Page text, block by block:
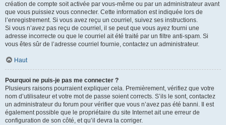
création de compte soit activée par vous-même ou par un administrateur avant
que vous puissiez vous connecter. Cette information est indiquée lors de
l’enregistrement. Si vous avez reçu un courriel, suivez ses instructions.
Si vous n’avez pas reçu de courriel, il se peut que vous ayez fourni une
adresse incorrecte ou que le courriel ait été traité par un filtre anti-spam. Si
vous êtes sûr de l’adresse courriel fournie, contactez un administrateur.
Haut
Pourquoi ne puis-je pas me connecter ?
Plusieurs raisons pourraient expliquer cela. Premièrement, vérifiez que votre
nom d’utilisateur et votre mot de passe soient corrects. S’ils le sont, contactez
un administrateur du forum pour vérifier que vous n’avez pas été banni. Il est
également possible que le propriétaire du site Internet ait une erreur de
configuration de son côté, et qu’il devra la corriger.